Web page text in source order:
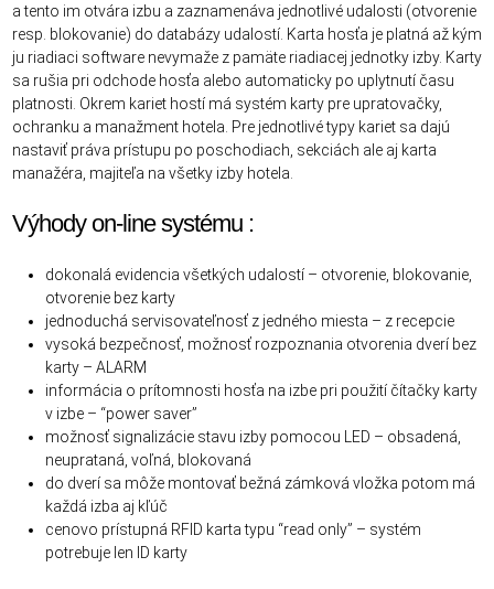
a tento im otvára izbu a zaznamenáva jednotlivé udalosti (otvorenie
resp. blokovanie) do databázy udalostí. Karta hosťa je platná až kým
ju riadiaci software nevymaže z pamäte riadiacej jednotky izby. Karty
sa rušia pri odchode hosťa alebo automaticky po uplytnutí času
platnosti. Okrem kariet hostí má systém karty pre upratovačky,
ochranku a manažment hotela. Pre jednotlivé typy kariet sa dajú
nastaviť práva prístupu po poschodiach, sekciách ale aj karta
manažéra, majiteľa na všetky izby hotela.
Výhody on-line systému :
dokonalá evidencia všetkých udalostí – otvorenie, blokovanie,
otvorenie bez karty
jednoduchá servisovateľnosť z jedného miesta – z recepcie
vysoká bezpečnosť, možnosť rozpoznania otvorenia dverí bez
karty – ALARM
informácia o prítomnosti hosťa na izbe pri použití čítačky karty
v izbe – “power saver”
možnosť signalizácie stavu izby pomocou LED – obsadená,
neuprataná, voľná, blokovaná
do dverí sa môže montovať bežná zámková vložka potom má
každá izba aj kľúč
cenovo prístupná RFID karta typu “read only” – systém
potrebuje len ID karty